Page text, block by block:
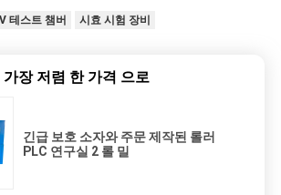
테스트 챔버 시효 시험 장비
가장 저렴 한 가격 으로
긴급 보호 소자와 주문 제작된 롤러
PLC 연구실 2 롤 밀